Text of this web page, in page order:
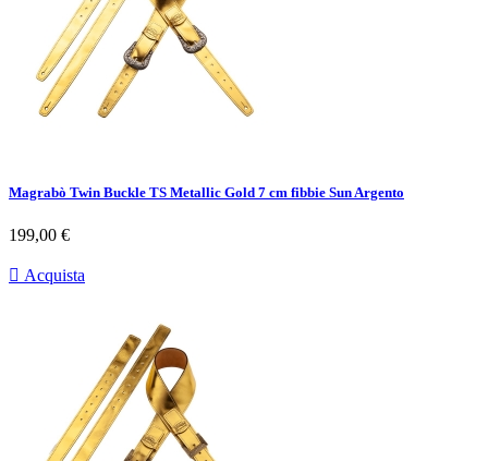
Magrabò Twin Buckle TS Metallic Gold 7 cm fibbie Sun Argento
Prezzo
199,00 €
 Acquista